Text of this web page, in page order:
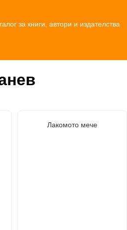
за книги, автори и издателства
Лакомото мече